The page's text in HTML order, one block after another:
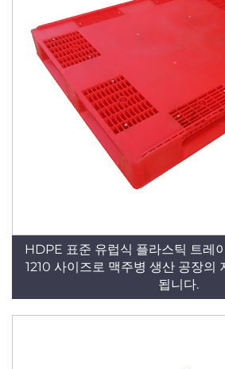
HDPE 표준 유럽식 플라스틱 트레
1210 사이즈로 맥주병 생산 공장의
됩니다.